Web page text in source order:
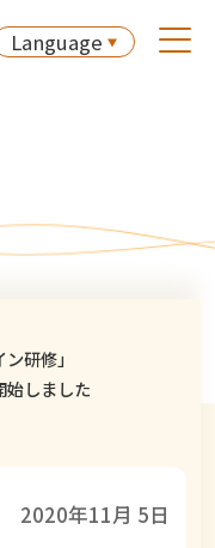
Language
研修」
始しました
2020年11月 5日